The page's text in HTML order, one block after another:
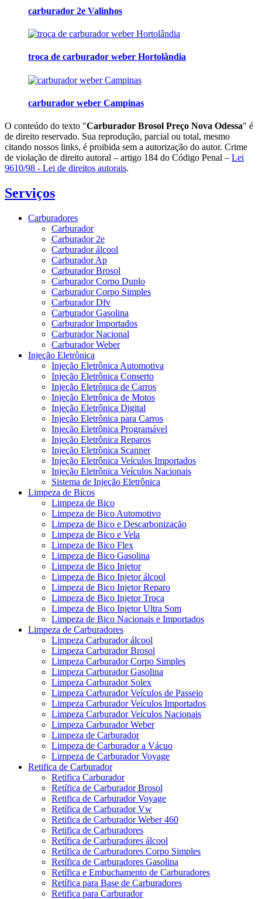
carburador 2e Valinhos
troca de carburador weber Hortolândia
carburador weber Campinas
O conteúdo do texto "Carburador Brosol Preço Nova Odessa" é
de direito reservado. Sua reprodução, parcial ou total, mesmo
citando nossos links, é proibida sem a autorização do autor. Crime
de violação de direito autoral – artigo 184 do Código Penal – Lei
9610/98 - Lei de direitos autorais.
Serviços
Carburadores
Carburador
Carburador 2e
Carburador álcool
Carburador Ap
Carburador Brosol
Carburador Corpo Duplo
Carburador Corpo Simples
Carburador Dfv
Carburador Gasolina
Carburador Importados
Carburador Nacional
Carburador Weber
Injeção Eletrônica
Injeção Eletrônica Automotiva
Injeção Eletrônica Conserto
Injeção Eletrônica de Carros
Injeção Eletrônica de Motos
Injeção Eletrônica Digital
Injeção Eletrônica para Carros
Injeção Eletrônica Programável
Injeção Eletrônica Reparos
Injeção Eletrônica Scanner
Injeção Eletrônica Veículos Importados
Injeção Eletrônica Veículos Nacionais
Sistema de Injeção Eletrônica
Limpeza de Bicos
Limpeza de Bico
Limpeza de Bico Automotivo
Limpeza de Bico e Descarbonização
Limpeza de Bico e Vela
Limpeza de Bico Flex
Limpeza de Bico Gasolina
Limpeza de Bico Injetor
Limpeza de Bico Injetor álcool
Limpeza de Bico Injetor Reparo
Limpeza de Bico Injetor Troca
Limpeza de Bico Injetor Ultra Som
Limpeza de Bico Nacionais e Importados
Limpeza de Carburadores
Limpeza Carburador álcool
Limpeza Carburador Brosol
Limpeza Carburador Corpo Simples
Limpeza Carburador Gasolina
Limpeza Carburador Solex
Limpeza Carburador Veículos de Passeio
Limpeza Carburador Veículos Importados
Limpeza Carburador Veículos Nacionais
Limpeza Carburador Weber
Limpeza de Carburador
Limpeza de Carburador a Vácuo
Limpeza de Carburador Voyage
Retifica de Carburador
Retifica Carburador
Retífica de Carburador Brosol
Retifica de Carburador Voyage
Retífica de Carburador Vw
Retifica de Carburador Weber 460
Retifica de Carburadores
Retífica de Carburadores álcool
Retífica de Carburadores Corpo Simples
Retífica de Carburadores Gasolina
Retífica e Embuchamento de Carburadores
Retífica para Base de Carburadores
Retifica para Carburador